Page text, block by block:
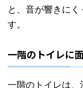
と、音が響きに
す。
一階のトイレに
一階のトイレは